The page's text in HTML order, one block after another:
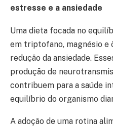
estresse e a ansiedade
Uma dieta focada no
em triptofano, magnésio e
redução da ansiedade.
produção de
contribuem para a saúde
equilíbrio do organismo
A adoção de uma rotina